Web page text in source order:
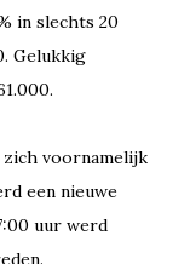
in slechts 20
Gelukkig
zich voornamelijk
een nieuwe
uur werd